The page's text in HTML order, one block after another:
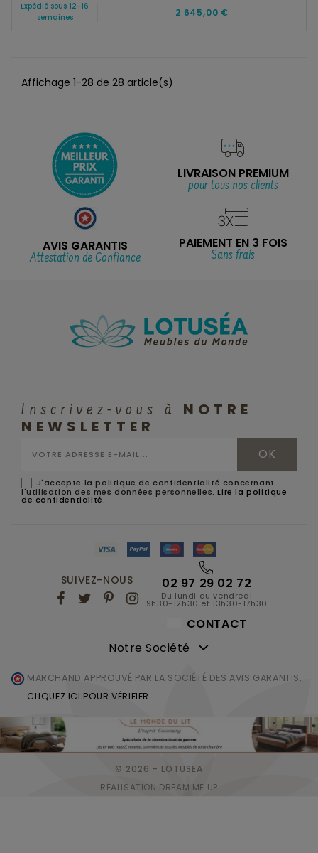
Expédié sous 12-16
semaines
2 645,00 €
Affichage 1-28 de 28 article(s)
LIVRAISON PREMIUM
pour tous nos clients
AVIS GARANTIS
Attestation de Confiance
PAIEMENT EN 3 FOIS
Sans frais
Inscrivez-vous à
NOTRE
NEWSLETTER
J'accepte la politique de confidentialité concernant
l'utilisation des mes données personnelles.Lire la politique
de confidentialité.
SUIVEZ-NOUS 02 97 29 02 72
Du lundi au vendredi
9h30-12h30 et 13h30-17h30
CONTACT
Notre Société
MARCHAND APPROUVÉ PAR LA SOCIÉTÉ DES AVIS GARANTIS,
CLIQUEZ ICI POUR VÉRIFIER.
© 2026 - LOTUSEA
RÉALISATION DREAM ME UP